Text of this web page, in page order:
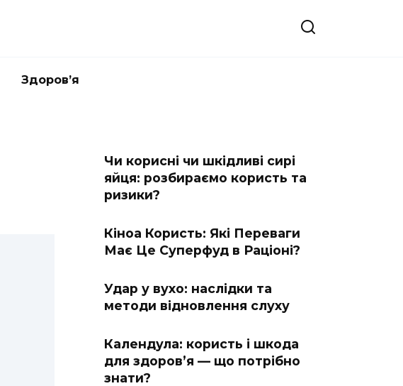
Здоров’я
Чи корисні чи шкідливі сирі
яйця: розбираємо користь та
ризики?
Кіноа Користь: Які Переваги
Має Це Суперфуд в Раціоні?
Удар у вухо: наслідки та
методи відновлення слуху
Календула: користь і шкода
для здоров’я — що потрібно
знати?